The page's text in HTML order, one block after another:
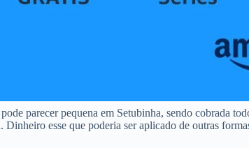
parecer pequena em Setubinha, sendo cobrada
Dinheiro esse que poderia ser aplicado de outras